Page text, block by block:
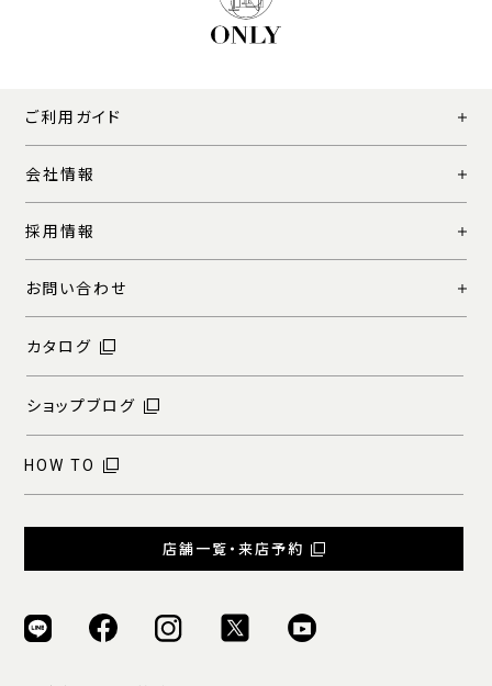
ご利用ガイド
会社情報
採用情報
お問い合わせ
カタログ
ショップブログ
HOW TO
店舗一覧・来店予約